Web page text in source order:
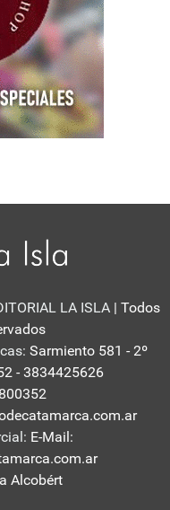
LA ISLA | Todos
Sarmiento 581 - 2º
- 3834425626
E-Mail:
Alcobért